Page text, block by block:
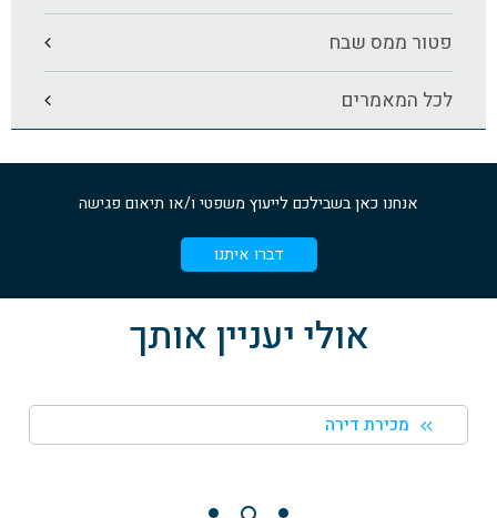
פטור ממס שבח
לכל המאמרים
אנחנו כאן בשבילכם לייעוץ משפטי ו/או תיאום פגישה
דברו איתנו
אולי יעניין אותך
מכירת דירה